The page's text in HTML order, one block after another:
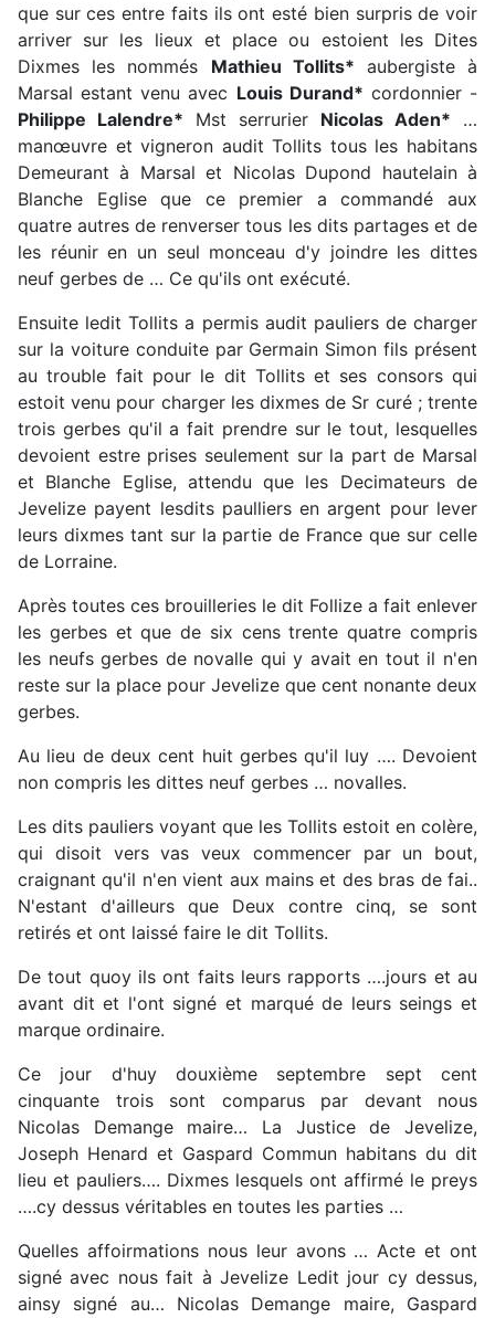
que sur ces entre faits ils ont esté bien surpris de voir
arriver sur les lieux et place ou estoient les Dites
Dixmes les nommés Mathieu Tollits* aubergiste à
Marsal estant venu avec Louis Durand* cordonnier -
Philippe Lalendre* Mst serrurier Nicolas Aden* …
manœuvre et vigneron audit Tollits tous les habitans
Demeurant à Marsal et Nicolas Dupond hautelain à
Blanche Eglise que ce premier a commandé aux
quatre autres de renverser tous les dits partages et de
les réunir en un seul monceau d'y joindre les dittes
neuf gerbes de … Ce qu'ils ont exécuté.
Ensuite ledit Tollits a permis audit pauliers de charger
sur la voiture conduite par Germain Simon fils présent
au trouble fait pour le dit Tollits et ses consors qui
estoit venu pour charger les dixmes de Sr curé ; trente
trois gerbes qu'il a fait prendre sur le tout, lesquelles
devoient estre prises seulement sur la part de Marsal
et Blanche Eglise, attendu que les Decimateurs de
Jevelize payent lesdits paulliers en argent pour lever
leurs dixmes tant sur la partie de France que sur celle
de Lorraine.
Après toutes ces brouilleries le dit Follize a fait enlever
les gerbes et que de six cens trente quatre compris
les neufs gerbes de novalle qui y avait en tout il n'en
reste sur la place pour Jevelize que cent nonante deux
gerbes.
Au lieu de deux cent huit gerbes qu'il luy …. Devoient
non compris les dittes neuf gerbes … novalles.
Les dits pauliers voyant que les Tollits estoit en colère,
qui disoit vers vas veux commencer par un bout,
craignant qu'il n'en vient aux mains et des bras de fai..
N'estant d'ailleurs que Deux contre cinq, se sont
retirés et ont laissé faire le dit Tollits.
De tout quoy ils ont faits leurs rapports ….jours et au
avant dit et l'ont signé et marqué de leurs seings et
marque ordinaire.
Ce jour d'huy douxième septembre sept cent
cinquante trois sont comparus par devant nous
Nicolas Demange maire… La Justice de Jevelize,
Joseph Henard et Gaspard Commun habitans du dit
lieu et pauliers…. Dixmes lesquels ont affirmé le preys
….cy dessus véritables en toutes les parties …
Quelles affoirmations nous leur avons … Acte et ont
signé avec nous fait à Jevelize Ledit jour cy dessus,
ainsy signé au… Nicolas Demange maire, Gaspard